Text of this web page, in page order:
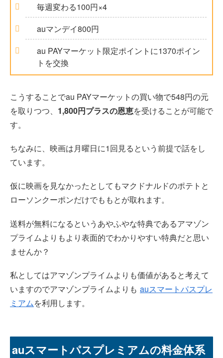
毎週変わる100円×4
auマンデイ800円
au PAYマーケット限定ポイントに1370ポイン
トを交換
こうすることでau PAYマーケットの買い物で548円の元
を取りつつ、 1,800円プラスの恩恵を受けることが可能で
す。
ちなみに、映画は月曜日に1回見るという前提で話をし
ています。
仮に映画を見なかったとしてもマクドナルドのポテトと
ローソンクーポンだけでももとが取れます。
送料が無料になるというあやふやな特典であるアマゾン
プライムよりもより表面的でわかりやすい特典だと思い
ませんか？
私としてはアマゾンプライムよりも価値があると考えて
いますのでアマゾンプライムよりも auスマートパスプレ
ミアムを利用します。
auスマートパスプレミアムの料金体系